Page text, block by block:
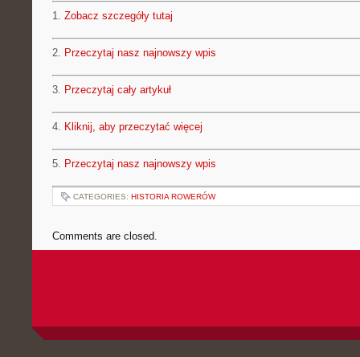
1. Zobacz szczegóły tutaj
2. Przeczytaj nasz najnowszy wpis
3. Przeczytaj cały artykuł
4. Kliknij, aby przeczytać więcej
5. Przeczytaj nasz najnowszy wpis
CATEGORIES: HISTORIA ROWERÓW
Comments are closed.